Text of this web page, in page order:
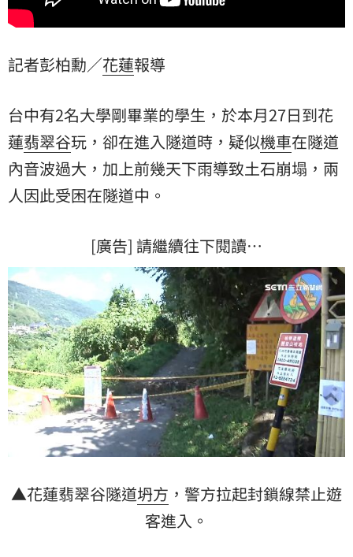
記者彭柏勳／花蓮報導
台中有2名大學剛畢業的學生，於本月27日到花
蓮翡翠谷玩，卻在進入隧道時，疑似機車在隧道
內音波過大，加上前幾天下雨導致土石崩塌，兩
人因此受困在隧道中。
[廣告] 請繼續往下閱讀…
▲花蓮翡翠谷隧道坍方 ，警方拉起封鎖線禁止遊
客進入。